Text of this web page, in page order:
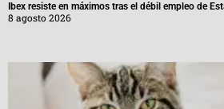
Ibex resiste en máximos tras el débil empleo de
8 agosto 2026